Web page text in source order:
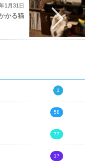
1月31日
かる猫
1
58
77
17